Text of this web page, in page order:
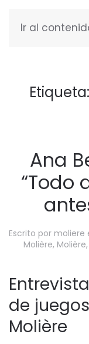
Ir al
Etiqueta:
Ana
“Todo
Escrito por moliere
Molière, Molière,
de
Molière